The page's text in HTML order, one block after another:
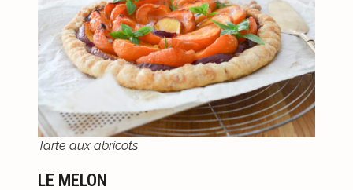
Tarte aux abricots
LE MELON